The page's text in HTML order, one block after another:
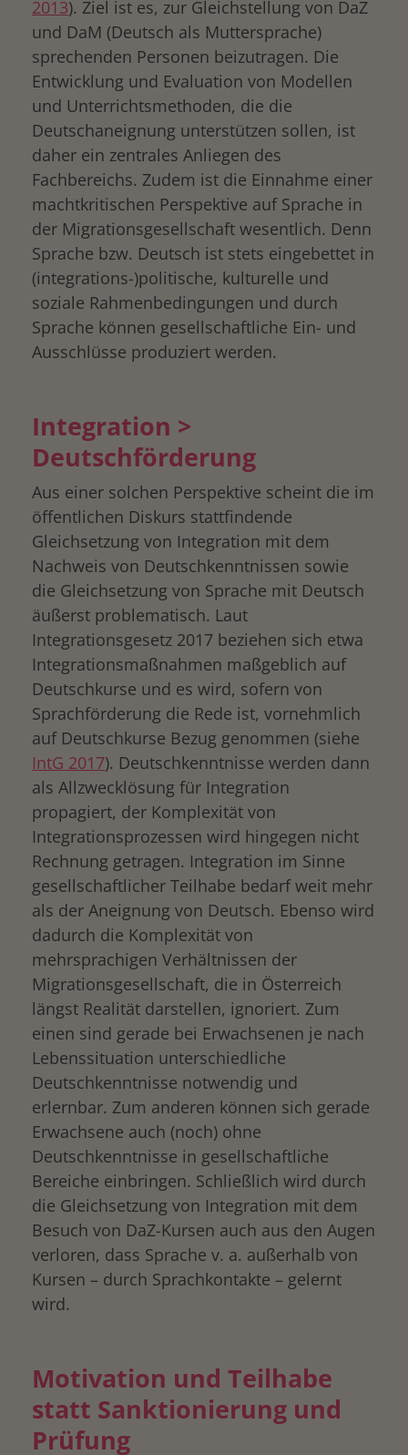
2013). Ziel ist es, zur Gleichstellung von DaZ
und DaM (Deutsch als Muttersprache)
sprechenden Personen beizutragen. Die
Entwicklung und Evaluation von Modellen
und Unterrichtsmethoden, die die
Deutschaneignung unterstützen sollen, ist
daher ein zentrales Anliegen des
Fachbereichs. Zudem ist die Einnahme einer
machtkritischen Perspektive auf Sprache in
der Migrationsgesellschaft wesentlich. Denn
Sprache bzw. Deutsch ist stets eingebettet in
(integrations-)politische, kulturelle und
soziale Rahmenbedingungen und durch
Sprache können gesellschaftliche Ein- und
Ausschlüsse produziert werden.
Integration >
Deutschförderung
Aus einer solchen Perspektive scheint die im
öffentlichen Diskurs stattfindende
Gleichsetzung von Integration mit dem
Nachweis von Deutschkenntnissen sowie
die Gleichsetzung von Sprache mit Deutsch
äußerst problematisch. Laut
Integrationsgesetz 2017 beziehen sich etwa
Integrationsmaßnahmen maßgeblich auf
Deutschkurse und es wird, sofern von
Sprachförderung die Rede ist, vornehmlich
auf Deutschkurse Bezug genommen (siehe
IntG 2017). Deutschkenntnisse werden dann
als Allzwecklösung für Integration
propagiert, der Komplexität von
Integrationsprozessen wird hingegen nicht
Rechnung getragen. Integration im Sinne
gesellschaftlicher Teilhabe bedarf weit mehr
als der Aneignung von Deutsch. Ebenso wird
dadurch die Komplexität von
mehrsprachigen Verhältnissen der
Migrationsgesellschaft, die in Österreich
längst Realität darstellen, ignoriert. Zum
einen sind gerade bei Erwachsenen je nach
Lebenssituation unterschiedliche
Deutschkenntnisse notwendig und
erlernbar. Zum anderen können sich gerade
Erwachsene auch (noch) ohne
Deutschkenntnisse in gesellschaftliche
Bereiche einbringen. Schließlich wird durch
die Gleichsetzung von Integration mit dem
Besuch von DaZ-Kursen auch aus den Augen
verloren, dass Sprache v. a. außerhalb von
Kursen – durch Sprachkontakte – gelernt
wird.
Motivation und Teilhabe
statt Sanktionierung und
Prüfung